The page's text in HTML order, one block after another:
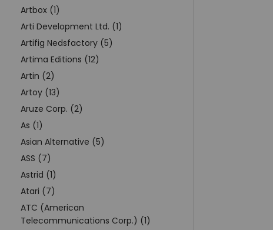
Artbox (1)
Arti Development Ltd. (1)
Artifig Nedsfactory (5)
Artima Editions (12)
Artin (2)
Artoy (13)
Aruze Corp. (2)
As (1)
Asian Alternative (5)
ASS (7)
Astrid (1)
Atari (7)
ATC (American
Telecommunications Corp.) (1)